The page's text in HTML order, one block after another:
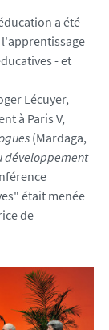
a été
- et
Lécuyer,
à Paris V,
(Mardaga,
développement
était menée
de